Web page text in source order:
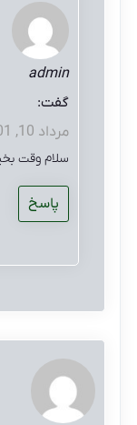
admin
گفت:
مرداد 10, 1401 در 2:34 ب.ظ
سلام وقت
پاسخ